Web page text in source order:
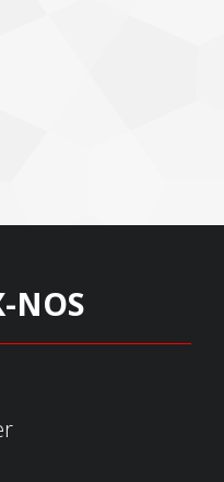
NOS